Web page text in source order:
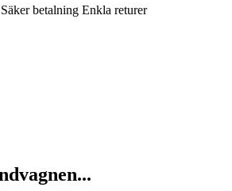
Säker betalning Enkla returer